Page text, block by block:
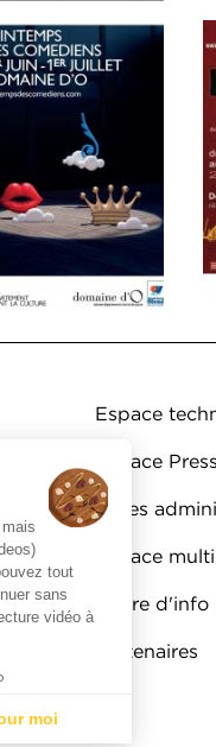
tout
sans
vidéo à
moi
et
2
Pied
Espace
Espace
Actes
Espace
Lettre d'info
Partenaires